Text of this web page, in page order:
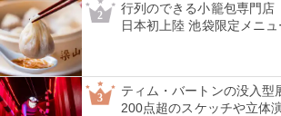
2
行列のできる小籠包専門店
日本初上陸 池袋限定メニ
3
ティム・バートンの没入型
200点超のスケッチや立体